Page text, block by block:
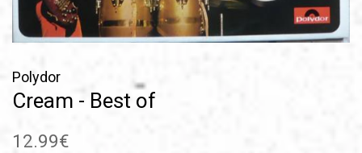
Polydor
Cream - Best of
Prix
12.99€